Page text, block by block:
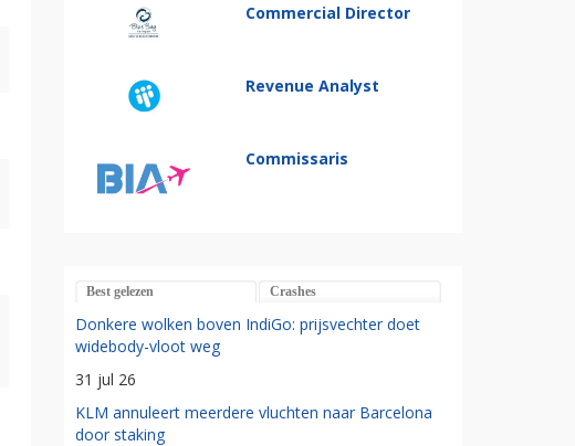
Commercial Director
Revenue Analyst
Commissaris
Best gelezen Crashes
Donkere wolken boven IndiGo: prijsvechter doet
widebody-vloot weg
31 jul 26
KLM annuleert meerdere vluchten naar Barcelona
door staking